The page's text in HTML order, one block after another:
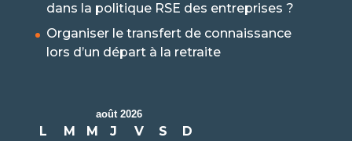
dans la politique RSE des entreprises ?
Organiser le transfert de connaissance
lors d’un départ à la retraite
août 2026
L M M J V S
D